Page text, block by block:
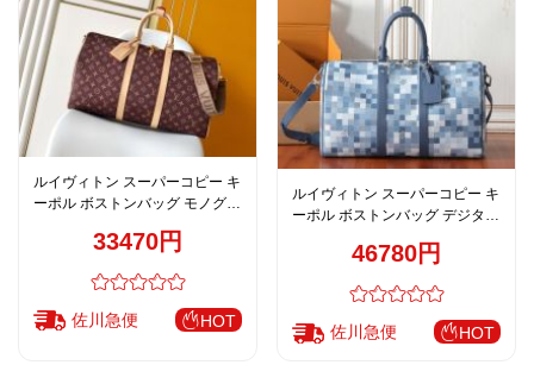
お
す
す
め
商
品
ルイヴィトン スーパーコピー キ
ーポル ボストンバッグ モノグラ
トラベル仕様 M2A497
33470円
佐川急便 HOT
ルイヴィトン スーパーコピー キ
ーポル ボストンバッグ デジタル
46780円
佐川急便 HOT